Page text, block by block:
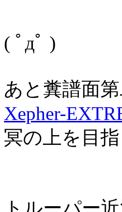
( ﾟдﾟ )
あと糞譜面
Xepher-
冥の上を目指